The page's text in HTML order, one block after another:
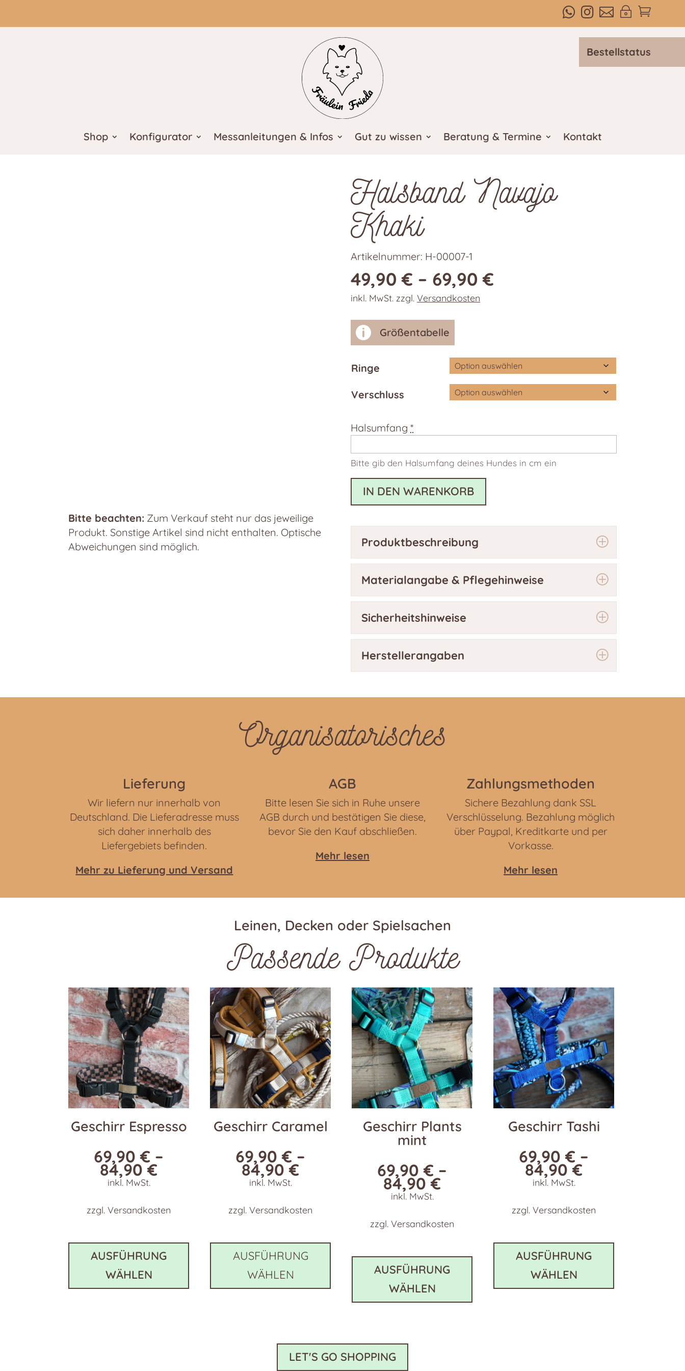

~



Bestellstatus
Shop Konfigurator Messanleitungen & Infos Gut zu wissen Beratung & Termine Kontakt
Bitte beachten: Zum Verkauf steht nur das jeweilige
Produkt. Sonstige Artikel sind nicht enthalten. Optische
Abweichungen sind möglich.
Halsband Navajo
Khaki
Artikelnummer: H-00007-1
49,90€ – 69,90€
inkl. MwSt. zzgl.Versandkosten
 Größentabelle
Ringe
Verschluss
Halsumfang *
Bitte gib den Halsumfang deines Hundes in cm ein
IN DEN WARENKORB
Produktbeschreibung
Materialangabe & Pflegehinweise
Sicherheitshinweise
Herstellerangaben
Organisatorisches
Lieferung
Wir liefern nur innerhalb von
Deutschland. Die Lieferadresse muss
sich daher innerhalb des
Liefergebiets befinden.
Mehr zu Lieferung und Versand
AGB
Bitte lesen Sie sich in Ruhe unsere
AGB durch und bestätigen Sie diese,
bevor Sie den Kauf abschließen.
Mehr lesen
Zahlungsmethoden
Sichere Bezahlung dank SSL
Verschlüsselung. Bezahlung möglich
über Paypal, Kreditkarte und per
Vorkasse.
Mehr lesen
Leinen, Decken oder Spielsachen
Passende Produkte
Geschirr Espresso
69,90€ –
84,90€
inkl. MwSt.
zzgl.Versandkosten
AUSFÜHRUNG
WÄHLEN
Varianten
Geschirr Caramel
69,90€ –
84,90€
inkl. MwSt.
zzgl.Versandkosten
AUSFÜHRUNG
WÄHLEN
Varianten
können
auf
Geschirr Plants
mint
69,90€ –
84,90€
inkl. MwSt.
zzgl.Versandkosten
AUSFÜHRUNG
WÄHLEN
mehrere
Varianten
Geschirr Tashi
69,90€ –
84,90€
inkl. MwSt.
zzgl.Versandkosten
AUSFÜHRUNG
WÄHLEN
Varianten
LET'S GO SHOPPING